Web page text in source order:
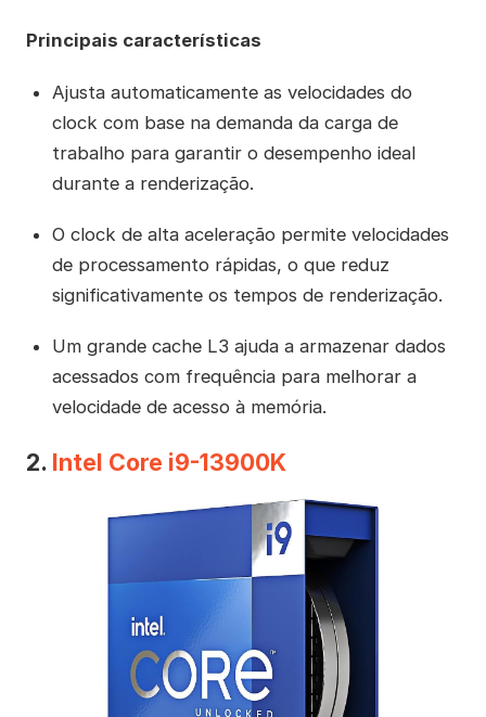
Principais características
Ajusta automaticamente as velocidades do
clock com base na demanda da carga de
trabalho para garantir o desempenho ideal
durante a renderização.
O clock de alta aceleração permite velocidades
de processamento rápidas, o que reduz
significativamente os tempos de renderização.
Um grande cache L3 ajuda a armazenar dados
acessados com frequência para melhorar a
velocidade de acesso à memória.
2. Intel Core i9-13900K